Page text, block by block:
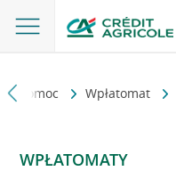
i pomoc Wpłatomat
WPŁATOMATY